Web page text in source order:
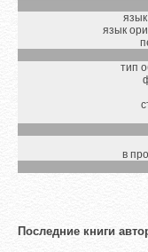
язык
язык
тип
в
Последние книги